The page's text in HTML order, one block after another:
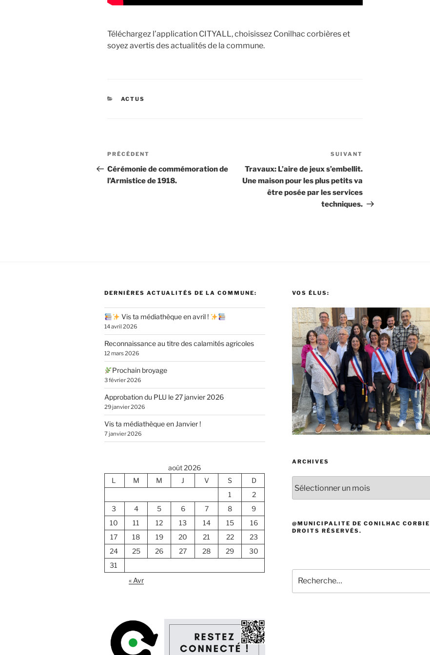
Téléchargez l’application CITYALL, choisissez Conilhac corbières et
soyez avertis des actualités de la commune.
CATÉGORIES
ACTUS
Navigation
de
l’article
Article
précédent
PRÉCÉDENT
Cérémonie de commémoration de
l’Armistice de 1918.
SUIVANT
Travaux: L’aire de jeux s’embellit.
Une maison pour les plus petits va
être posée par les services
techniques.
DERNIÈRES ACTUALITÉS DE LA COMMUNE:
Vis ta médiathèque en avril !
14 avril 2026
Reconnaissance au titre des calamités agricoles
12 mars 2026
Prochain broyage
3 février 2026
Approbation du PLU le 27 janvier 2026
29 janvier 2026
Vis ta médiathèque en Janvier !
7 janvier 2026
août 2026
L
M M J V S
D
1
2
3
4 5 6 7 8
9
10
11 12 13 14 15
16
17
18 19 20 21 22
23
24
25 26 27 28 29
30
31
« Avr
VOS ÉLUS:
ARCHIVES
@MUNICIPALITE DE CONILHAC
DROITS RÉSERVÉS.
pour
: